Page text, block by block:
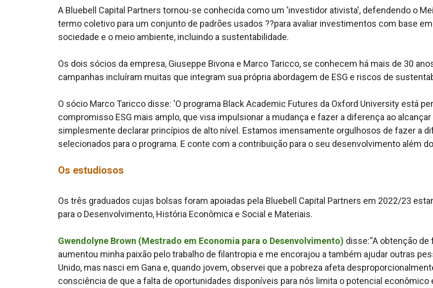
A Bluebell Capital Partners tornou-se conhecida como um 'investidor ativista', defendendo o
termo coletivo para um conjunto de padrões usados ??para avaliar investimentos com base
sociedade e o meio ambiente, incluindo a sustentabilidade.
Os dois sócios da empresa, Giuseppe Bivona e Marco Taricco, se conhecem há mais de 30
campanhas incluíram muitas que integram sua própria abordagem de ESG e riscos de
O sócio Marco Taricco disse: 'O programa Black Academic Futures da Oxford University está
compromisso ESG mais amplo, que visa impulsionar a mudança e fazer a diferença ao
simplesmente declarar princípios de alto nível. Estamos imensamente orgulhosos de fazer a
selecionados para o programa. E conte com a contribuição para o seu desenvolvimento além
Os estudiosos
Os três graduados cujas bolsas foram apoiadas pela Bluebell Capital Partners em 2022/23
para o Desenvolvimento, História Econômica e Social e Materiais.
Gwendolyne Brown (Mestrado em Economia para o Desenvolvimento) disse:“A obtenção
aumentou minha paixão pelo trabalho de filantropia e me encorajou a também ajudar outras
Unido, mas nasci em Gana e, quando jovem, observei que a pobreza afeta
consciência de que a falta de oportunidades disponíveis para nós limita o potencial econômico